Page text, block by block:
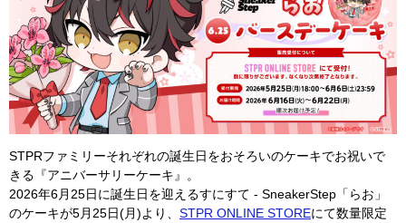
STPRファミリーそれぞれの誕生日をおそろいのケーキでお祝いで
きる『アニバーサリーケーキ』。
2026年6月25日に誕生日を迎えるすにすて - SneakerStep「らお」
のケーキが5月25日(月)より、 STPR ONLINE STOREにて数量限定